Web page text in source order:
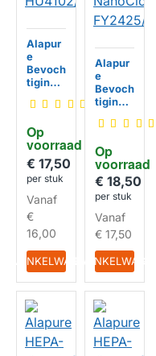
HUISMERK
Op
voorraad
Alapur
e
Bevoch
tigingsf
geschi
Philips
HU410
2/01
€ 17,50
per stuk
Vanaf
€
16,00
IN WINKELWAGEN
HUISMERK
Op
voorraad
Alapur
e
Bevoch
tigingsf
geschi
Philips
NanoCl
oud
FY242
5/30
€ 18,50
per stuk
Vanaf
€ 17,50
IN WINKELWAGEN